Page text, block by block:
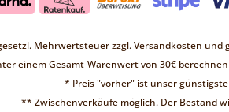
Mehrwertsteuer zzgl.Versandkosten und
einem Gesamt-Warenwert von 30€
* Preis "vorher" ist unser
** Zwischenverkäufe möglich. Der Bestand